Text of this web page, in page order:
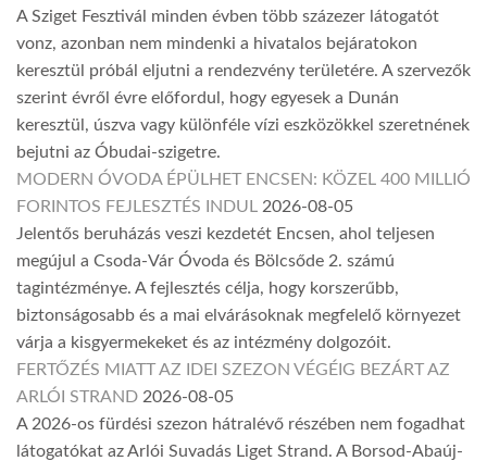
A Sziget Fesztivál minden évben több százezer látogatót
vonz, azonban nem mindenki a hivatalos bejáratokon
keresztül próbál eljutni a rendezvény területére. A szervezők
szerint évről évre előfordul, hogy egyesek a Dunán
keresztül, úszva vagy különféle vízi eszközökkel szeretnének
bejutni az Óbudai-szigetre.
MODERN ÓVODA ÉPÜLHET ENCSEN: KÖZEL 400 MILLIÓ
FORINTOS FEJLESZTÉS INDUL 2026-08-05
Jelentős beruházás veszi kezdetét Encsen, ahol teljesen
megújul a Csoda-Vár Óvoda és Bölcsőde 2. számú
tagintézménye. A fejlesztés célja, hogy korszerűbb,
biztonságosabb és a mai elvárásoknak megfelelő környezet
várja a kisgyermekeket és az intézmény dolgozóit.
FERTŐZÉS MIATT AZ IDEI SZEZON VÉGÉIG BEZÁRT AZ
ARLÓI STRAND 2026-08-05
A 2026-os fürdési szezon hátralévő részében nem fogadhat
látogatókat az Arlói Suvadás Liget Strand. A Borsod-Abaúj-